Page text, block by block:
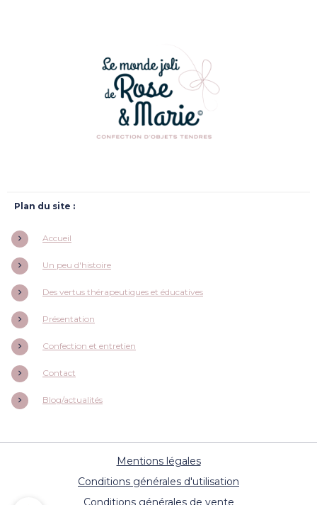
Plan du site :
Accueil
Un peu d'histoire
Des vertus thérapeutiques et éducatives
Présentation
Confection et entretien
Contact
Blog/actualités
Mentions légales
Conditions générales d'utilisation
Conditions générales de vente